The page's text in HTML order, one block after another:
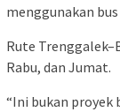
menggunakan
Rute
Rabu, dan Jumat.
“Ini bukan proyek